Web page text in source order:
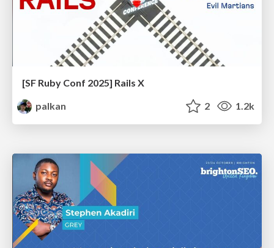
[SF Ruby Conf 2025] Rails X
palkan
2 1.2k